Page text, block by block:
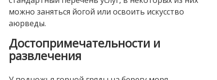
можно заняться йогой или освоить искусство
аюрведы.
Достопримечательности и
развлечения